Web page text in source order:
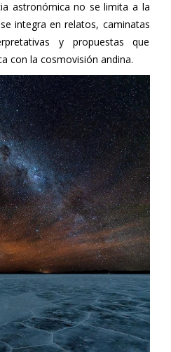
astronómica no se limita a la
integra en relatos, caminatas
y propuestas que
con la cosmovisión andina.